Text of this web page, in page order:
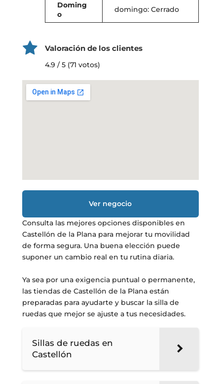
Doming
o
domingo: Cerrado
Valoración de los clientes
4.9 / 5 (71 votos)
Ver negocio
Consulta las mejores opciones disponibles en
Castellón de la Plana para mejorar tu movilidad
de forma segura. Una buena elección puede
suponer un cambio real en tu rutina diaria.
Ya sea por una exigencia puntual o permanente,
las tiendas de Castellón de la Plana están
preparadas para ayudarte y buscar la silla de
ruedas que mejor se ajuste a tus necesidades.
Sillas de ruedas en
Castellón